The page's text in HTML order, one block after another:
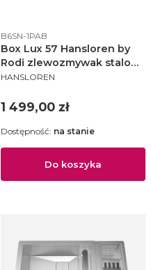
Kod produktu
B6SN-1PAB
Box Lux 57 Hansloren by
Rodi zlewozmywak stalowy
550x505 KM stal
1PAB
PRODUCENT
HANSLOREN
Cena
1 499,00 zł
Do koszyka
Dostępność: na stanie